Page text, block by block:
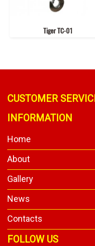
Tiger TC-01
CUSTOMER
INFORMATION
Home
About
Gallery
News
Contacts
FOLLOW US